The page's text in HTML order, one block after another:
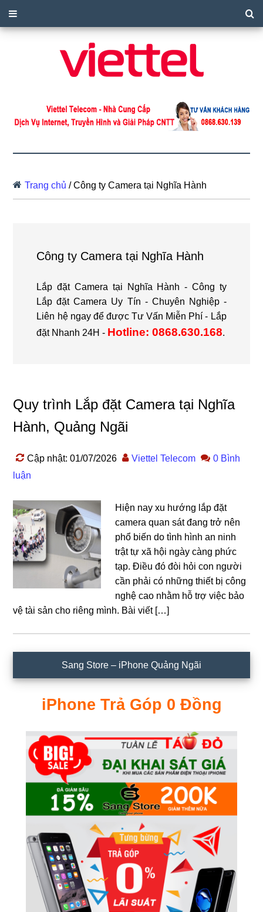
Trang chủ /Công ty Camera tại Nghĩa Hành
Công ty Camera tại Nghĩa Hành
Lắp đặt Camera tại Nghĩa Hành - Công ty
Lắp đặt Camera Uy Tín - Chuyên Nghiệp -
Liên hệ ngay để được Tư Vấn Miễn Phí - Lắp
đặt Nhanh 24H - Hotline: 0868.630.168.
Quy trình Lắp đặt Camera tại Nghĩa
Hành, Quảng Ngãi
Cập nhật: 01/07/2026 Viettel Telecom
0 Bình
luận
Hiện nay xu hướng lắp đặt
camera quan sát đang trở nên
phổ biến do tình hình an ninh
trật tự xã hội ngày càng phức
tạp. Điều đó đòi hỏi con người
cần phải có những thiết bị công
nghệ cao nhằm hỗ trợ việc bảo
vệ tài sản cho riêng mình. Bài viết […]
chính
Sang Store – iPhone Quảng Ngãi
iPhone Trả Góp 0 Đồng